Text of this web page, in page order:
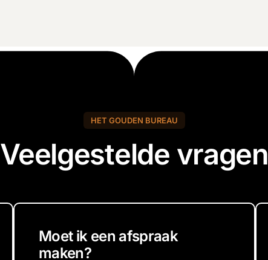
HET GOUDEN BUREAU
Veelgestelde vragen
Moet ik een afspraak
maken?